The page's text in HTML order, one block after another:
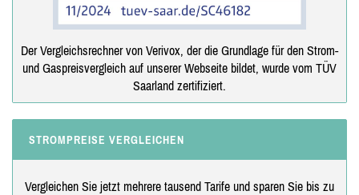
Der Vergleichsrechner von Verivox, der die Grundlage für den Strom-
und Gaspreisvergleich auf unserer Webseite bildet, wurde vom TÜV
Saarland zertifiziert.
STROMPREISE VERGLEICHEN
Vergleichen Sie jetzt mehrere tausend Tarife und sparen Sie bis zu